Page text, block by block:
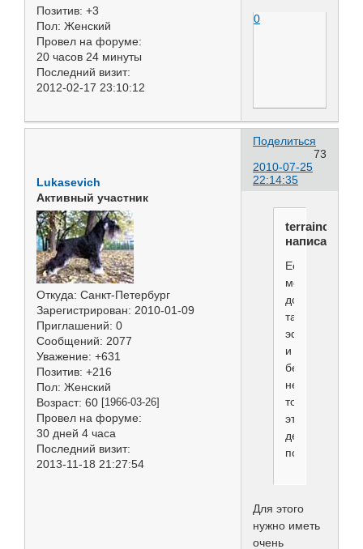
Позитив: +3
Пол: Женский
Провел на форуме:
20 часов 24 минуты
Последний визит:
2012-02-17 23:10:12
0
Поделиться
73
2010-07-25
22:14:35
Lukasevich
Активный участник
Откуда: Санкт-Петербург
Зарегистрирован: 2010-01-09
Приглашений: 0
Сообщений: 2077
Уважение: +631
Позитив: +216
Пол: Женский
Возраст: 60 [1966-03-26]
Провел на форуме:
30 дней 4 часа
Последний визит:
2013-11-18 21:27:54
написал(а):
Если
можно
достичь
такого
эффекта
и
без
него,
то
это,
потрясающе
Для этого
нужно иметь
очень